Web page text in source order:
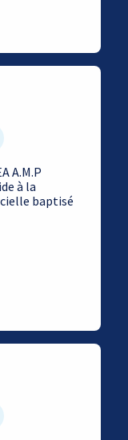
A.M.P
à la
baptisé